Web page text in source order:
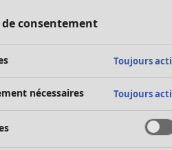
-70
de consentement
Toujours
nécessaires Toujours